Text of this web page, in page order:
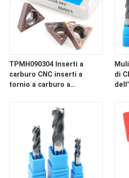
TPMH090304 Inserti a
carburo CNC inserti a
tornio a carburo a
di